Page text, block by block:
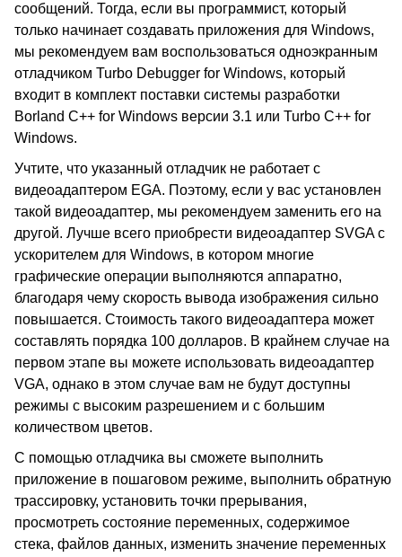
сообщений. Тогда, если вы программист, который
только начинает создавать приложения для Windows,
мы рекомендуем вам воспользоваться одноэкранным
отладчиком Turbo Debugger for Windows, который
входит в комплект поставки системы разработки
Borland C++ for Windows версии 3.1 или Turbo C++ for
Windows.
Учтите, что указанный отладчик не работает с
видеоадаптером EGA. Поэтому, если у вас установлен
такой видеоадаптер, мы рекомендуем заменить его на
другой. Лучше всего приобрести видеоадаптер SVGA с
ускорителем для Windows, в котором многие
графические операции выполняются аппаратно,
благодаря чему скорость вывода изображения сильно
повышается. Стоимость такого видеоадаптера может
составлять порядка 100 долларов. В крайнем случае на
первом этапе вы можете использовать видеоадаптер
VGA, однако в этом случае вам не будут доступны
режимы с высоким разрешением и с большим
количеством цветов.
С помощью отладчика вы сможете выполнить
приложение в пошаговом режиме, выполнить обратную
трассировку, установить точки прерывания,
просмотреть состояние переменных, содержимое
стека, файлов данных, изменить значение переменных